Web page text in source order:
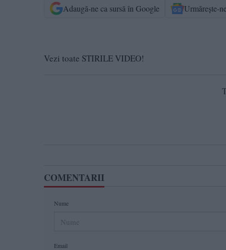
Adaugă-ne ca sursă în Google Urmărește-
Vezi toate STIRILE VIDEO!
COMENTARII
Nume
Email